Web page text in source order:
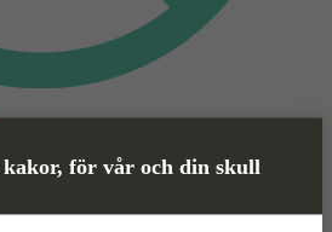
för vår och din skull